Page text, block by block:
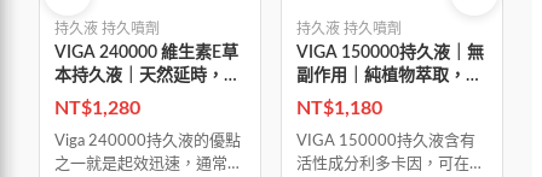
持久液 持久噴劑
VIGA 240000 維生素E草
本持久液｜天然延時，專
治早洩
NT$1,280
Viga 240000持久液的優點
之一就是起效迅速，通常在
持久液 持久噴劑
VIGA 150000持久液｜無
副作用｜純植物萃取，自
然延時
NT$1,180
VIGA 150000持久液含有
活性成分利多卡因，可在性